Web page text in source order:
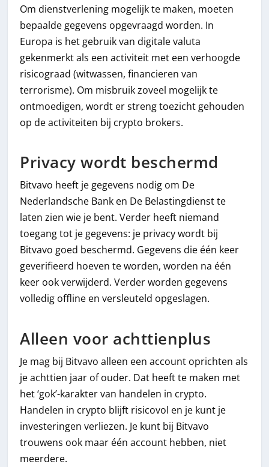
Om dienstverlening mogelijk te maken, moeten
bepaalde gegevens opgevraagd worden. In
Europa is het gebruik van digitale valuta
gekenmerkt als een activiteit met een verhoogde
risicograad (witwassen, financieren van
terrorisme). Om misbruik zoveel mogelijk te
ontmoedigen, wordt er streng toezicht gehouden
op de activiteiten bij crypto brokers.
Privacy wordt beschermd
Bitvavo heeft je gegevens nodig om De
Nederlandsche Bank en De Belastingdienst te
laten zien wie je bent. Verder heeft niemand
toegang tot je gegevens: je privacy wordt bij
Bitvavo goed beschermd. Gegevens die één keer
geverifieerd hoeven te worden, worden na één
keer ook verwijderd. Verder worden gegevens
volledig offline en versleuteld opgeslagen.
Alleen voor achttienplus
Je mag bij Bitvavo alleen een account oprichten als
je achttien jaar of ouder. Dat heeft te maken met
het ‘gok’-karakter van handelen in crypto.
Handelen in crypto blijft risicovol en je kunt je
investeringen verliezen. Je kunt bij Bitvavo
trouwens ook maar één account hebben, niet
meerdere.